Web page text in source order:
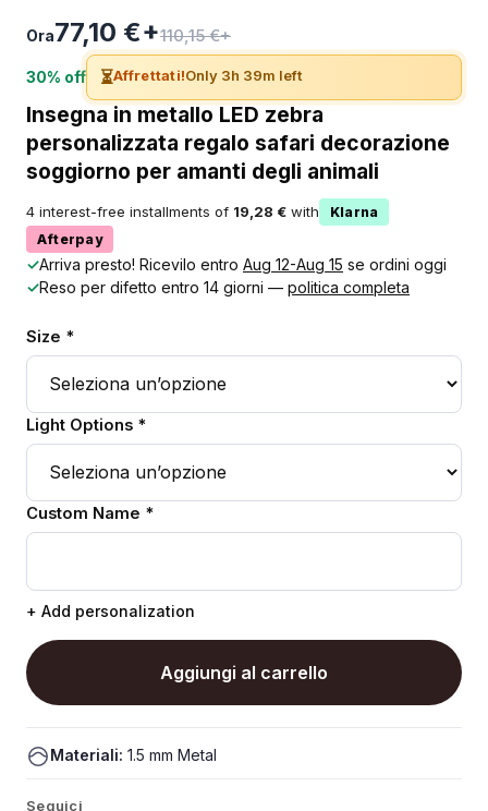
Ora77,10 €+110,15 €+
30% off ⏳Affrettati!Only 3h 39m left
Insegna in metallo LED zebra
personalizzata regalo safari decorazione
soggiorno per amanti degli animali
4 interest-free installments of 19,28 € with
Klarna
Afterpay
✓Arriva presto! Ricevilo entro Aug 12-Aug 15 se ordini oggi
✓Reso per difetto entro 14 giorni — politica completa
Size *
Light Options *
Custom Name *
+ Add personalization
Aggiungi al carrello
Materiali: 1.5 mm Metal
Seguici